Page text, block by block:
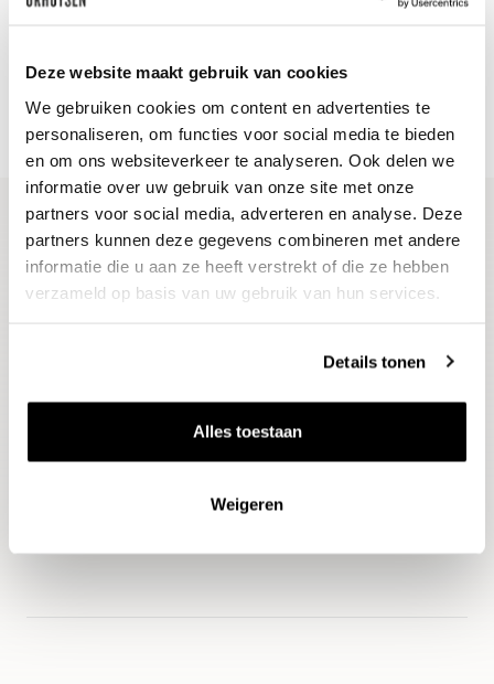
Deze website maakt gebruik van cookies
We gebruiken cookies om content en advertenties te
personaliseren, om functies voor social media te bieden
en om ons websiteverkeer te analyseren. Ook delen we
informatie over uw gebruik van onze site met onze
partners voor social media, adverteren en analyse. Deze
partners kunnen deze gegevens combineren met andere
informatie die u aan ze heeft verstrekt of die ze hebben
verzameld op basis van uw gebruik van hun services.
Details tonen
Alles toestaan
Weigeren
Iedere wijn per fles te bestellen
Blijf op de hoogte
Ontvang het laatste wijnnieuws, proeverijen en
Aanmelden